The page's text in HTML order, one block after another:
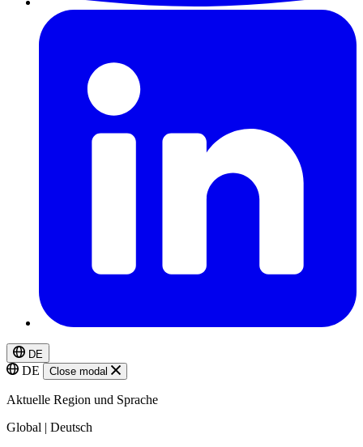
DE
DE Close modal
Aktuelle Region und Sprache
Global | Deutsch